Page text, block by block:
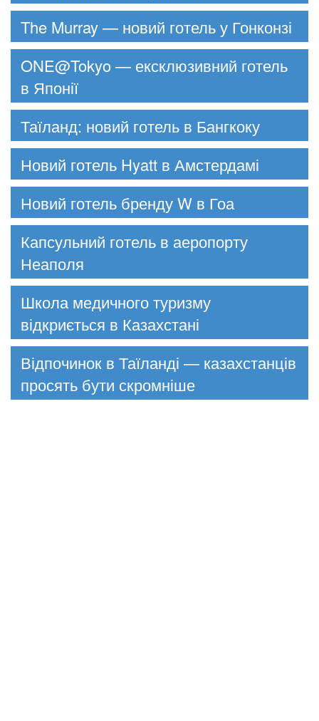
The Murray — новий готель у Гонконзі
ONE@Tokyo — ексклюзивний готель
в Японії
Таїланд: новий готель в Бангкоку
Новий готель Hyatt в Амстердамі
Новий готель бренду W в Гоа
Капсульний готель в аеропорту
Неаполя
Школа медичного туризму
відкриється в Казахстані
Відпочинок в Таїланді — казахстанців
просять бути скромніше